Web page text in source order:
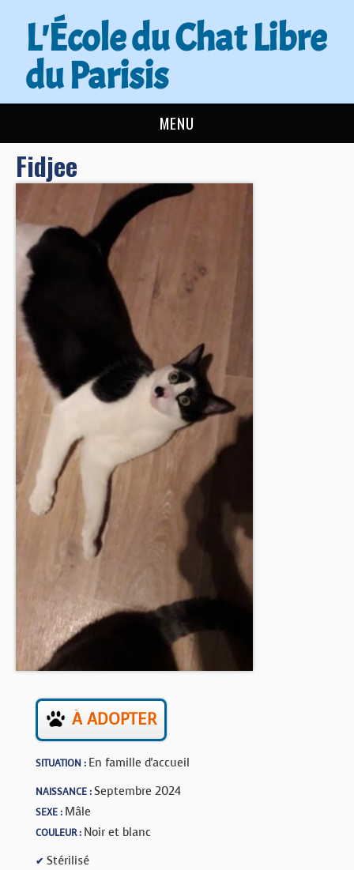
L'École du Chat Libre
du Parisis
MENU
L’ÉCOLE DU CHAT
ACTUALITÉS
ADOPTER
NOUS AIDER
CONTACT
BOUTIQUE
FORUM
Fidjee
À ADOPTER
SITUATION : En famille d'accueil
NAISSANCE :Septembre 2024
SEXE : Mâle
COULEUR : Noir et blanc
✔ Stérilisé